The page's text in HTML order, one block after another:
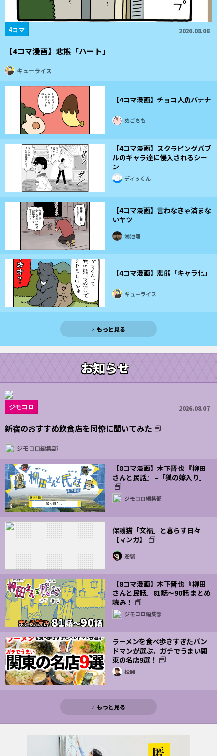
4コマ 2026.08.08
【4コマ漫画】悲熊「ハート」
キューライス
【4コマ漫画】チョコ人魚バナナ
めごちも
【4コマ漫画】スクラビングバブ
ルのキャラ達に侵入されるシー
ン
ディッくん
【4コマ漫画】言わなきゃ済まな
いヤツ
鴻池剛
【4コマ漫画】悲熊「キャラ化」
キューライス
もっと見る
お知らせ
ジモコロ 2026.08.07
新宿のおすすめ飲食店を同僚に聞いてみた
ジモコロ編集部
【8コマ漫画】木下晋也 『柳田
さんと民話』 –「狐の嫁入り」
ジモコロ編集部
保護猫「文福」と暮らす日々
【マンガ】
逆襲
【8コマ漫画】木下晋也 『柳田
さんと民話』81話～90話 まとめ
読み！
ジモコロ編集部
ラーメンを食べ歩きすぎたバン
ドマンが選ぶ、ガチでうまい関
東の名店9選！
松岡
もっと見る